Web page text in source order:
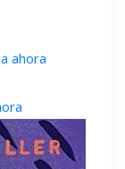
ahora